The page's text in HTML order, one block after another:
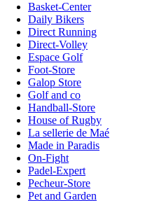
Basket-Center
Daily Bikers
Direct Running
Direct-Volley
Espace Golf
Foot-Store
Galop Store
Golf and co
Handball-Store
House of Rugby
La sellerie de Maé
Made in Paradis
On-Fight
Padel-Expert
Pecheur-Store
Pet and Garden